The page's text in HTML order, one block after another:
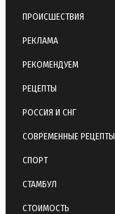
ПРОИСШЕСТВИЯ
РЕКЛАМА
РЕКОМЕНДУЕМ
РЕЦЕПТЫ
РОССИЯ И СНГ
СОВРЕМЕННЫЕ РЕЦЕПТЫ
СПОРТ
СТАМБУЛ
СТОИМОСТЬ